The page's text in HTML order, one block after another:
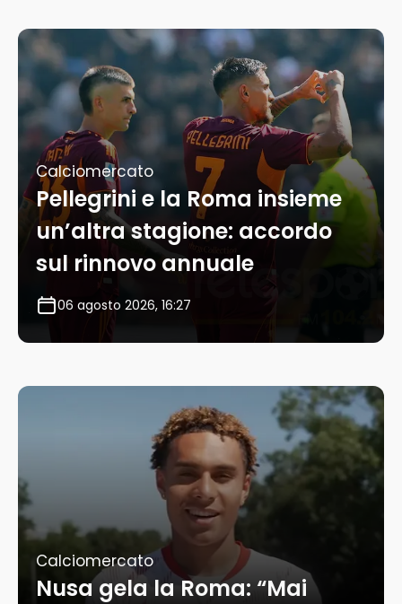
Calciomercato
Pellegrini e la Roma insieme
un’altra stagione: accordo
sul rinnovo annuale
06 agosto 2026, 16:27
Calciomercato
Nusa gela la Roma: “Mai